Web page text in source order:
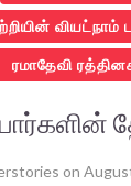
வியட்நாம்
ரமாதேவி
on